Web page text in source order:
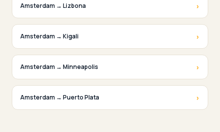
Amsterdam → Lizbona ›
Amsterdam → Kigali ›
Amsterdam → Minneapolis ›
Amsterdam → Puerto Plata ›